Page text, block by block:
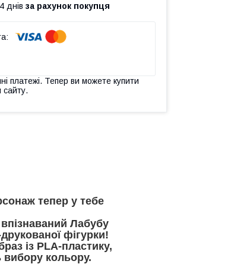
днів за рахунок покупця
платежі. Тепер ви можете купити
тепер у тебе
Лабубу
фігурки!
із PLA-пластику,
вибору кольору.